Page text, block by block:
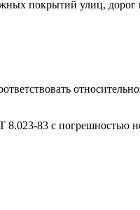
покрытий улиц,
83 с погрешностью